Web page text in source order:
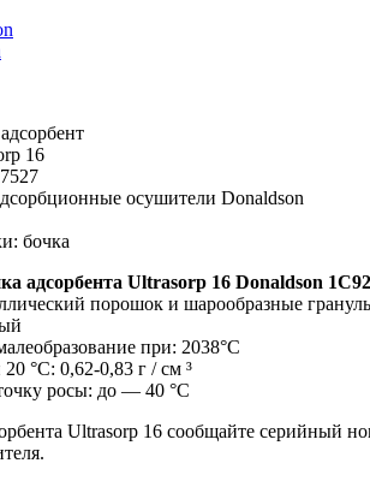
16
осушители Donaldson
бочка
адсорбента Ultrasorp 16 Donaldson
порошок и шарообразные
при: 2038°C
°C: 0,62-0,83 г / см ³
росы: до — 40 °C
Ultrasorp 16 сообщайте серийный